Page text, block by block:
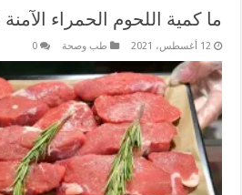
ما كمية اللحوم الحمراء
12 أغسطس، 2021 طب وصحة 0